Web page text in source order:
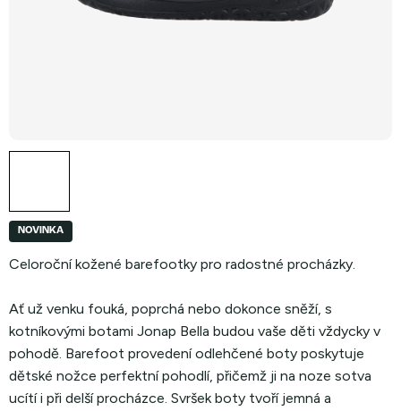
NOVINKA
Celoroční kožené barefootky pro radostné procházky.
Ať už venku fouká, poprchá nebo dokonce sněží, s
kotníkovými botami Jonap Bella budou vaše děti vždycky v
pohodě. Barefoot provedení odlehčené boty poskytuje
dětské nožce perfektní pohodlí, přičemž ji na noze sotva
ucítí i při delší procházce. Svršek boty tvoří jemná a